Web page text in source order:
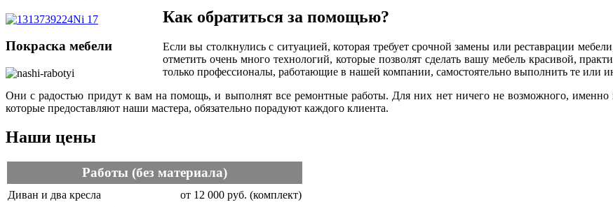
Покраска мебели
Как обратиться за помощью?
Если вы столкнулись с ситуацией, которая требует срочной замены или реставрации
отметить очень много технологий, которые позволят сделать вашу мебель красивой,
только профессионалы, работающие в нашей компании, самостоятельно выполнить те или
Они с радостью придут к вам на помощь, и выполнят все ремонтные работы. Для них нет ничего не возможного,
которые предоставляют наши мастера, обязательно порадуют каждого клиента.
Наши цены
Работы (без материала)
Диван и два кресла
от 12 000 руб. (комплект)